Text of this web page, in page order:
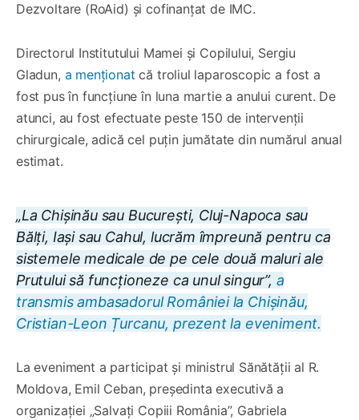
Dezvoltare (RoAid) și cofinanțat de IMC.
Directorul Institutului Mamei și Copilului, Sergiu
Gladun, a menționat că troliul laparoscopic a fost a
fost pus în funcțiune în luna martie a anului curent. De
atunci, au fost efectuate peste 150 de intervenții
chirurgicale, adică cel puțin jumătate din numărul anual
estimat.
„La Chișinău sau București, Cluj-Napoca sau
Bălți, Iași sau Cahul, lucrăm împreună pentru ca
sistemele medicale de pe cele două maluri ale
Prutului să funcționeze ca unul singur”, a
transmis ambasadorul României la Chișinău,
Cristian-Leon Țurcanu, prezent la eveniment.
La eveniment a participat și ministrul Sănătății al R.
Moldova, Emil Ceban, președinta executivă a
organizației „Salvați Copiii România”, Gabriela